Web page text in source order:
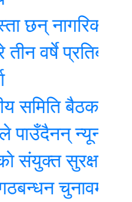
शिक्षा
बैठक : मूल
न्यूनतम तलब !
सुरक्षा गस्ती
चुनावमा होमियो